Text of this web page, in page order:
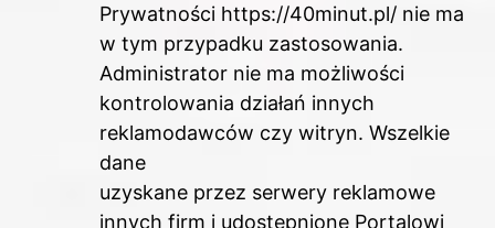
Prywatności https://40minut.pl/ nie ma
w tym przypadku zastosowania.
Administrator nie ma możliwości
kontrolowania działań innych
reklamodawców czy witryn. Wszelkie
dane
uzyskane przez serwery reklamowe
innych firm i udostępnione Portalowi